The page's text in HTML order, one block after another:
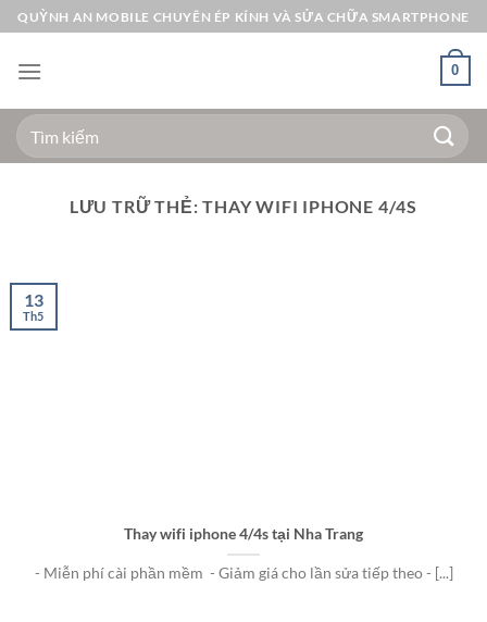
Bỏ
qua
nội
QUỲNH AN MOBILE CHUYÊN ÉP KÍNH VÀ SỬA CHỮA SMARTPHONE
0
Tìm
kiếm:
LƯU TRỮ THẺ:THAY WIFI IPHONE 4/4S
Thay wifi iphone 4/4s tại Nha Trang
- Miễn phí cài phần mềm - Giảm giá cho lần sửa tiếp theo - [...]
13
Th5